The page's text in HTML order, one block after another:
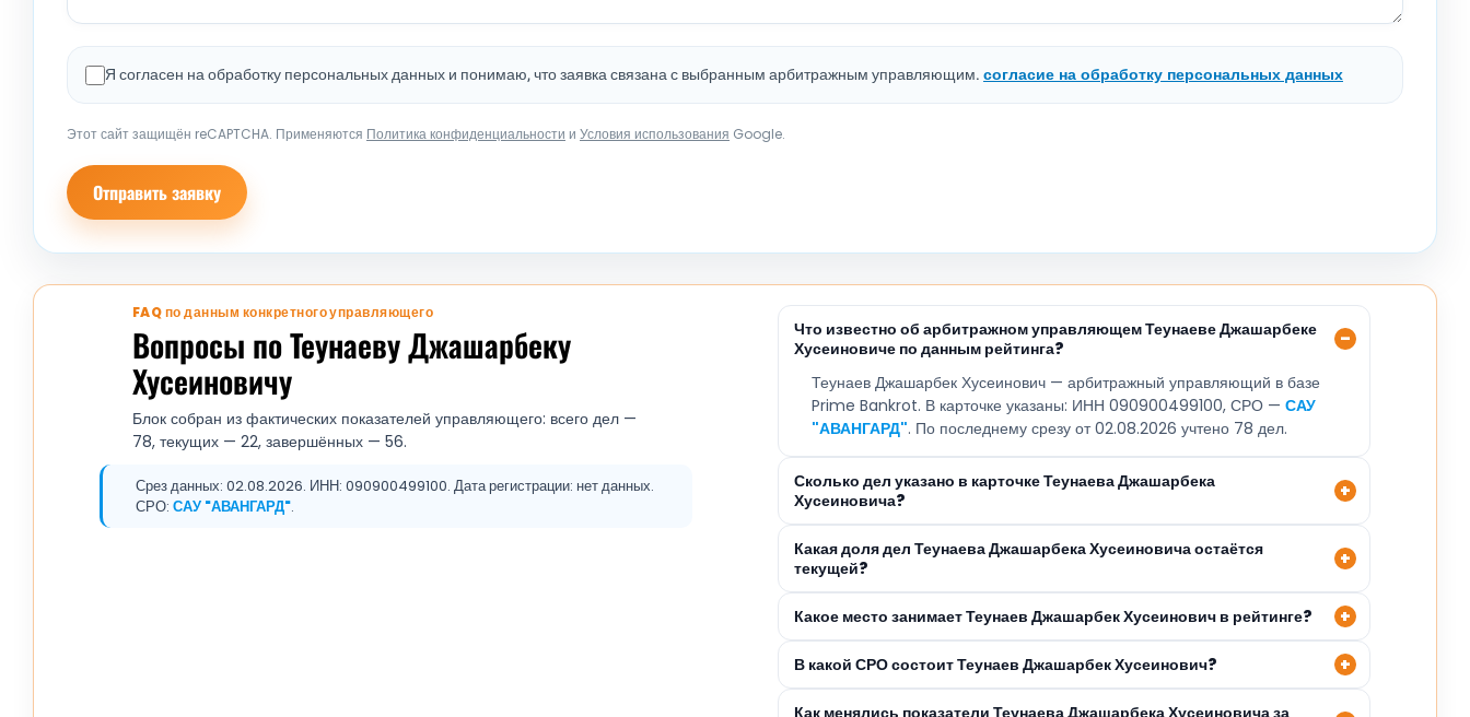
Я согласен на обработку персональных данных и понимаю, что заявка связана с выбранным арбитражным управляющим.согласие на обработку персональных данных
Этот сайт защищён reCAPTCHA. Применяются Политика конфиденциальности и Условия использования Google.
Отправить заявку
FAQ по данным конкретного управляющего
Вопросы по Теунаеву Джашарбеку
Хусеиновичу
Блок собран из фактических показателей управляющего: всего дел —
78, текущих — 22, завершённых — 56.
Срез данных: 02.08.2026. ИНН: 090900499100. Дата регистрации: нет данных.
СРО: САУ "АВАНГАРД".
Что известно об арбитражном управляющем Теунаеве Джашарбеке
Хусеиновиче по данным рейтинга?
Теунаев Джашарбек Хусеинович — арбитражный управляющий в базе
Prime Bankrot. В карточке указаны: ИНН 090900499100, СРО — САУ
"АВАНГАРД". По последнему срезу от 02.08.2026 учтено 78 дел.
Сколько дел указано в карточке Теунаева Джашарбека
Хусеиновича?
Какая доля дел Теунаева Джашарбека Хусеиновича остаётся
текущей?
Какое место занимает Теунаев Джашарбек Хусеинович в рейтинге?
В какой СРО состоит Теунаев Джашарбек Хусеинович?
Как менялись показатели Теунаева Джашарбека Хусеиновича за